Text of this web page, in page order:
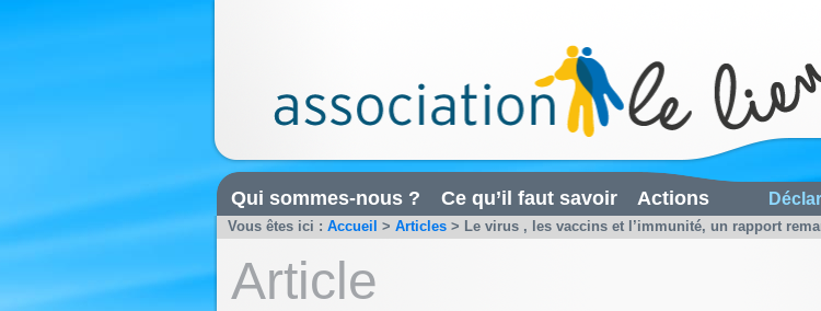
Qui sommes-nous ? Ce qu’il faut savoir Actions
Vous êtes ici : Accueil > Articles > Le virus , les vaccins et l’immunité, un rapport
Article